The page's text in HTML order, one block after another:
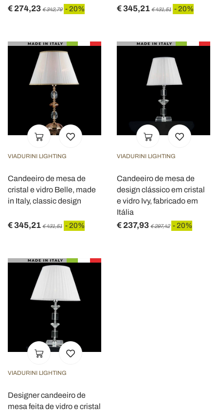
€ 274,23 € 342,79 - 20% € 345,21 € 431,51 - 20%
VIADURINI LIGHTING
Candeeiro de mesa de
cristal e vidro Belle, made
in Italy, classic design
€ 345,21 € 431,51 - 20%
VIADURINI LIGHTING
Candeeiro de mesa de
design clássico em cristal
e vidro Ivy, fabricado em
Itália
€ 237,93 € 297,42 - 20%
VIADURINI LIGHTING
Designer candeeiro de
mesa feita de vidro e cristal